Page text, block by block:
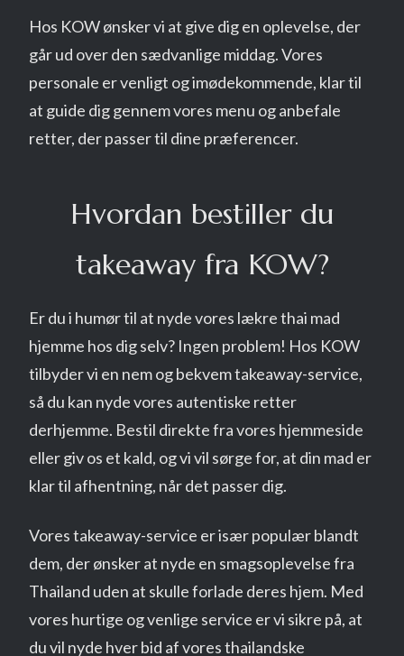
Hos KOW ønsker vi at give dig en oplevelse, der
går ud over den sædvanlige middag. Vores
personale er venligt og imødekommende, klar til
at guide dig gennem vores menu og anbefale
retter, der passer til dine præferencer.
Hvordan bestiller du
takeaway fra KOW?
Er du i humør til at nyde vores lækre thai mad
hjemme hos dig selv? Ingen problem! Hos KOW
tilbyder vi en nem og bekvem takeaway-service,
så du kan nyde vores autentiske retter
derhjemme. Bestil direkte fra vores hjemmeside
eller giv os et kald, og vi vil sørge for, at din mad er
klar til afhentning, når det passer dig.
Vores takeaway-service er især populær blandt
dem, der ønsker at nyde en smagsoplevelse fra
Thailand uden at skulle forlade deres hjem. Med
vores hurtige og venlige service er vi sikre på, at
du vil nyde hver bid af vores thailandske